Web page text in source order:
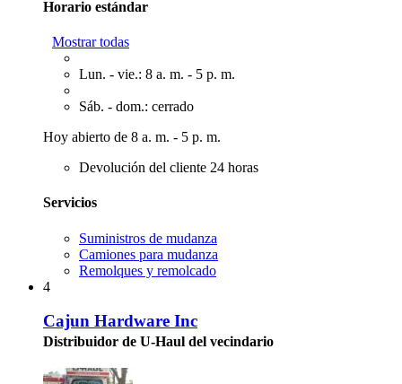
Horario estándar
Mostrar todas
Lun. - vie.: 8 a. m. - 5 p. m.
Sáb. - dom.: cerrado
Hoy abierto de 8 a. m. - 5 p. m.
Devolución del cliente 24 horas
Servicios
Suministros de mudanza
Camiones para mudanza
Remolques y remolcado
4
Cajun Hardware Inc
Distribuidor de U-Haul del vecindario